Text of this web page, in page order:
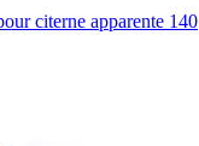
citerne apparente 140